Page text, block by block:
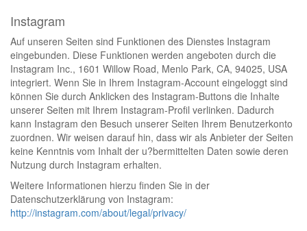
Instagram
Auf unseren Seiten sind Funktionen des Dienstes Instagram
eingebunden. Diese Funktionen werden angeboten durch die
Instagram Inc., 1601 Willow Road, Menlo Park, CA, 94025, USA
integriert. Wenn Sie in Ihrem Instagram-Account eingeloggt sind
können Sie durch Anklicken des Instagram-Buttons die Inhalte
unserer Seiten mit Ihrem Instagram-Profil verlinken. Dadurch
kann Instagram den Besuch unserer Seiten Ihrem Benutzerkonto
zuordnen. Wir weisen darauf hin, dass wir als Anbieter der Seiten
keine Kenntnis vom Inhalt der u?bermittelten Daten sowie deren
Nutzung durch Instagram erhalten.
Weitere Informationen hierzu finden Sie in der
Datenschutzerklärung von Instagram:
http://instagram.com/about/legal/privacy/